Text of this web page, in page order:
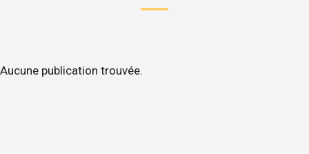
Aucune publication trouvée.